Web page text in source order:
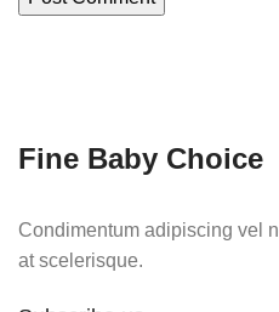
Fine Baby Choice
Condimentum adipiscing vel
at scelerisque.